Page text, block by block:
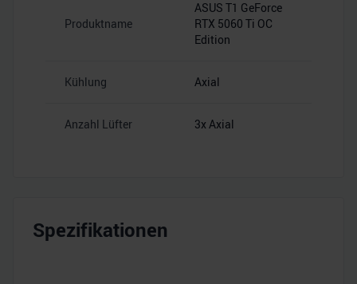
Produktname
ASUS T1 GeForce
RTX 5060 Ti OC
Edition
Kühlung Axial
Anzahl Lüfter 3x Axial
Spezifikationen